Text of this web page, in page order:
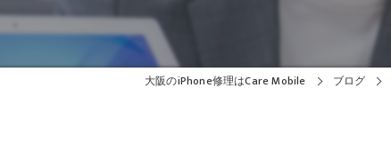
大阪のiPhone修理はCare Mobile ブログ